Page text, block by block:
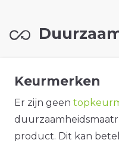
Keurmerken
Er zijn geen
product. Dit kan